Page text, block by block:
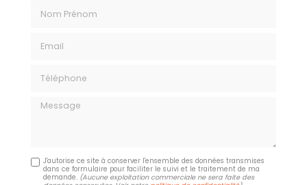
Message
J'autorise ce site à conserver l'ensemble des données transmises
dans ce formulaire pour faciliter le suivi et le traitement de ma
demande. (Aucune exploitation commerciale ne sera faite des